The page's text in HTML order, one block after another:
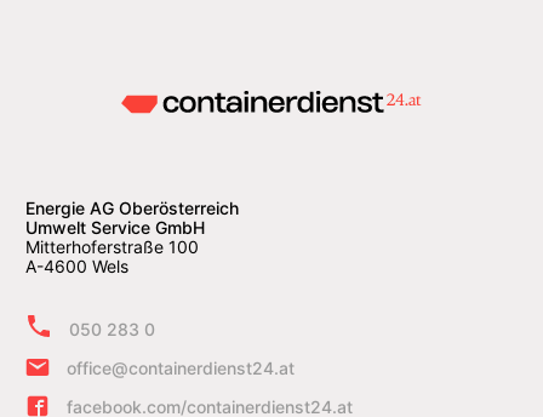
Energie AG Oberösterreich
Umwelt Service GmbH
Mitterhoferstraße 100
A-4600 Wels
050 283 0
office@containerdienst24.at
facebook.com/containerdienst24.at